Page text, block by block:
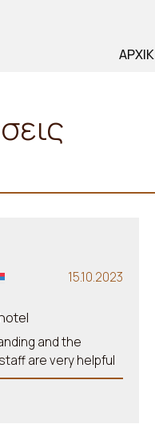
15.10.2023
and the
are very helpful